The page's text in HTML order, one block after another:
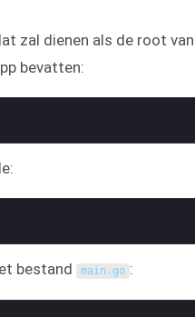
zal dienen als de root
bevatten:
bestand main .go :